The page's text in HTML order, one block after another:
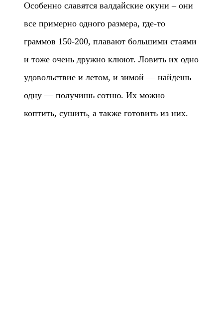
Особенно славятся валдайские окуни – они
все примерно одного размера, где-то
граммов 150-200, плавают большими стаями
и тоже очень дружно клюют. Ловить их одно
удовольствие и летом, и зимой — найдешь
одну — получишь сотню. Их можно
коптить, сушить, а также готовить из них.